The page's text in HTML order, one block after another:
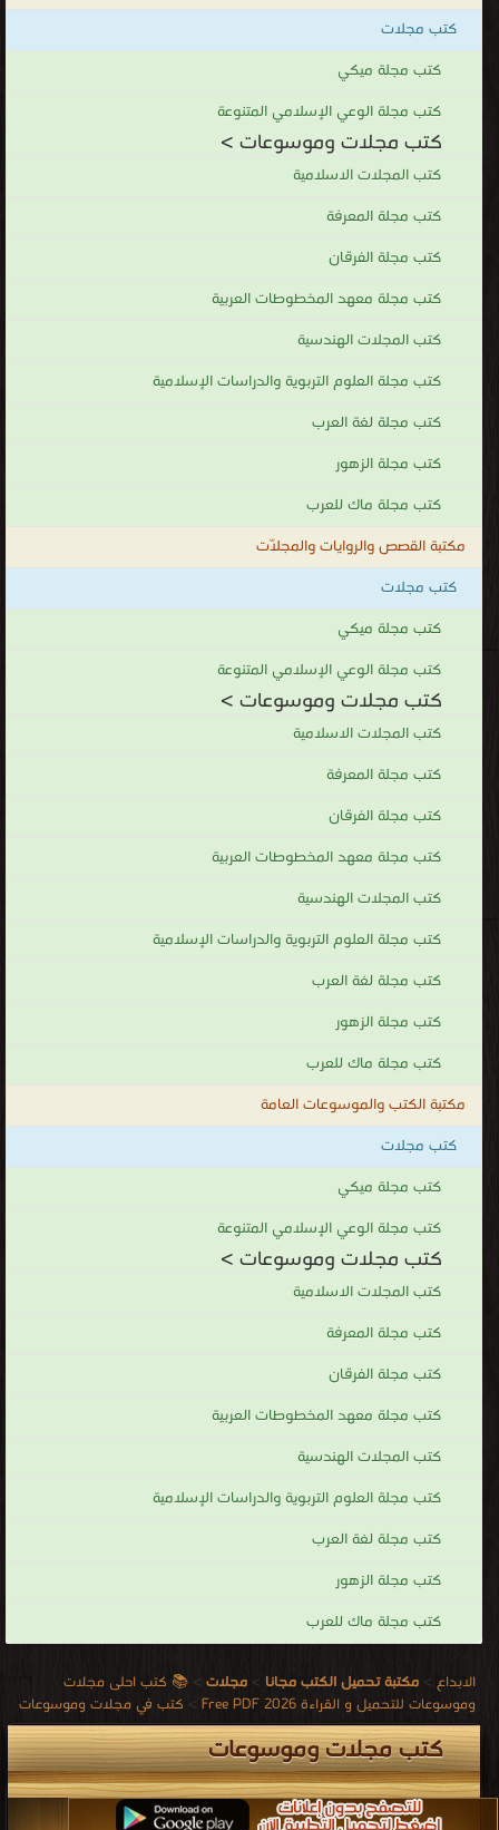
كتب مجلات
كتب مجلة ميكي
كتب مجلة الوعي الإسلامي المتنوعة
كتب مجلات وموسوعات >
كتب المجلات الاسلامية
كتب مجلة المعرفة
كتب مجلة الفرقان
كتب مجلة معهد المخطوطات العربية
كتب المجلات الهندسية
كتب مجلة العلوم التربوية والدراسات الإسلامية
كتب مجلة لغة العرب
كتب مجلة الزهور
كتب مجلة ماك للعرب
مكتبة القصص والروايات والمجلّات
كتب مجلات
كتب مجلة ميكي
كتب مجلة الوعي الإسلامي المتنوعة
كتب مجلات وموسوعات >
كتب المجلات الاسلامية
كتب مجلة المعرفة
كتب مجلة الفرقان
كتب مجلة معهد المخطوطات العربية
كتب المجلات الهندسية
كتب مجلة العلوم التربوية والدراسات الإسلامية
كتب مجلة لغة العرب
كتب مجلة الزهور
كتب مجلة ماك للعرب
مكتبة الكتب والموسوعات العامة
كتب مجلات
كتب مجلة ميكي
كتب مجلة الوعي الإسلامي المتنوعة
كتب مجلات وموسوعات >
كتب المجلات الاسلامية
كتب مجلة المعرفة
كتب مجلة الفرقان
كتب مجلة معهد المخطوطات العربية
كتب المجلات الهندسية
كتب مجلة العلوم التربوية والدراسات الإسلامية
كتب مجلة لغة العرب
كتب مجلة الزهور
كتب مجلة ماك للعرب
الابداع > مكتبة تحميل الكتب مجانا > مجلات > 📚 كتب احلى مجلات
وموسوعات للتحميل و القراءة 2026 Free PDF
> كتب في مجلات وموسوعات
كتب مجلات وموسوعات